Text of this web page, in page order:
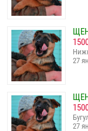
27
27